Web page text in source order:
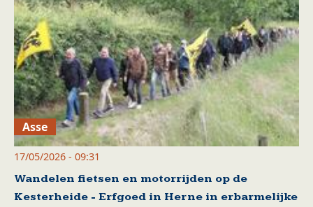
Asse
17/05/2026 - 09:31
Wandelen fietsen en motorrijden op de
Kesterheide - Erfgoed in Herne in erbarmelijke